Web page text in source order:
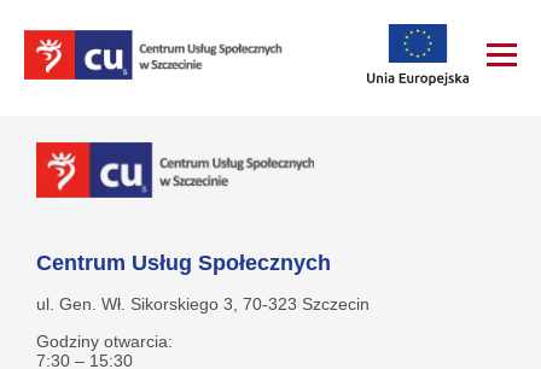
Centrum Usług Społecznych
ul. Gen. Wł. Sikorskiego 3, 70-323 Szczecin
Godziny otwarcia:
7:30 – 15:30